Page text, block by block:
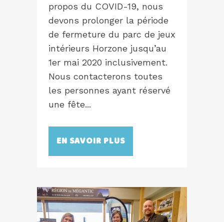
propos du COVID-19, nous
devons prolonger la période
de fermeture du parc de jeux
intérieurs Horzone jusqu’au
1er mai 2020 inclusivement.
Nous contacterons toutes
les personnes ayant réservé
une fête...
EN SAVOIR PLUS